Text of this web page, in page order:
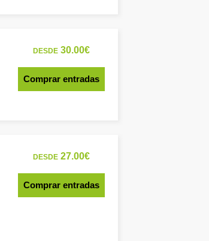
DESDE30.00€
Comprar entradas
DESDE27.00€
Comprar entradas